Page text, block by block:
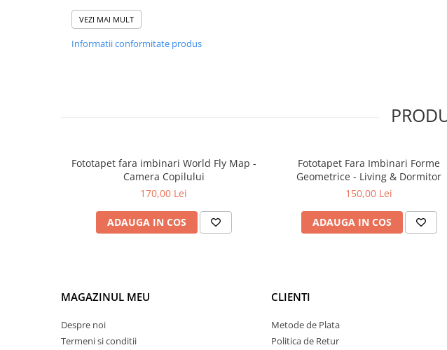
Fototapetul va fi expediat intr-un tub de carton care ii va asigura protectia la livrare.
VEZI MAI MULT
Informatii conformitate produs
Fototapet fara imbinari World Fly Map -
Camera Copilului
170,00 Lei
ADAUGA IN COS
Fototapet Fara Imbinari Forme
Geometrice - Living & Dormitor
150,00 Lei
ADAUGA IN COS
MAGAZINUL MEU
Despre noi
Termeni si conditii
CLIENTI
Metode de Plata
Politica de Retur